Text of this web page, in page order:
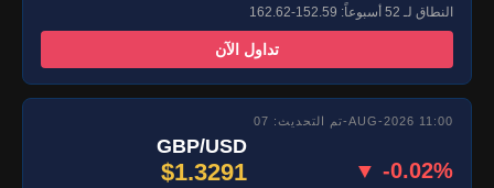
النطاق لـ 52 أسبوعاً: 152.59-162.62
تداول الآن
تم التحديث: 07-AUG-2026 11:00
GBP/USD
$1.3291 ▼ -0.02%